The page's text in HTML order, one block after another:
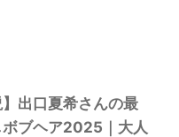
】出口夏希さんの最
ブヘア2025｜大人